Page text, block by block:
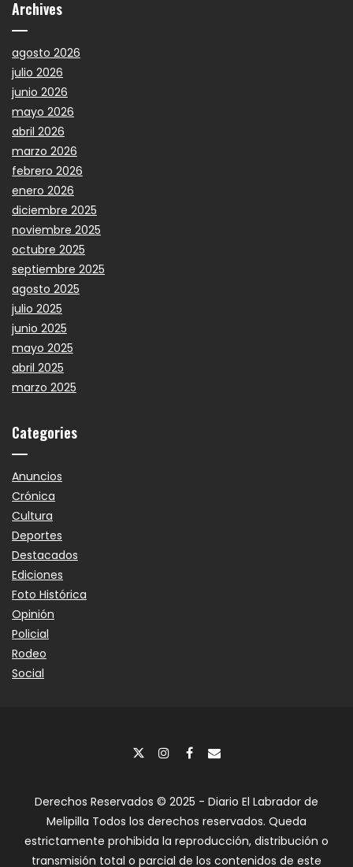
Archives
agosto 2026
julio 2026
junio 2026
mayo 2026
abril 2026
marzo 2026
febrero 2026
enero 2026
diciembre 2025
noviembre 2025
octubre 2025
septiembre 2025
agosto 2025
julio 2025
junio 2025
mayo 2025
abril 2025
marzo 2025
Categories
Anuncios
Crónica
Cultura
Deportes
Destacados
Ediciones
Foto Histórica
Opinión
Policial
Rodeo
Social
Derechos Reservados © 2025 - Diario El Labrador de
Melipilla Todos los derechos reservados. Queda
estrictamente prohibida la reproducción, distribución o
transmisión total o parcial de los contenidos de este